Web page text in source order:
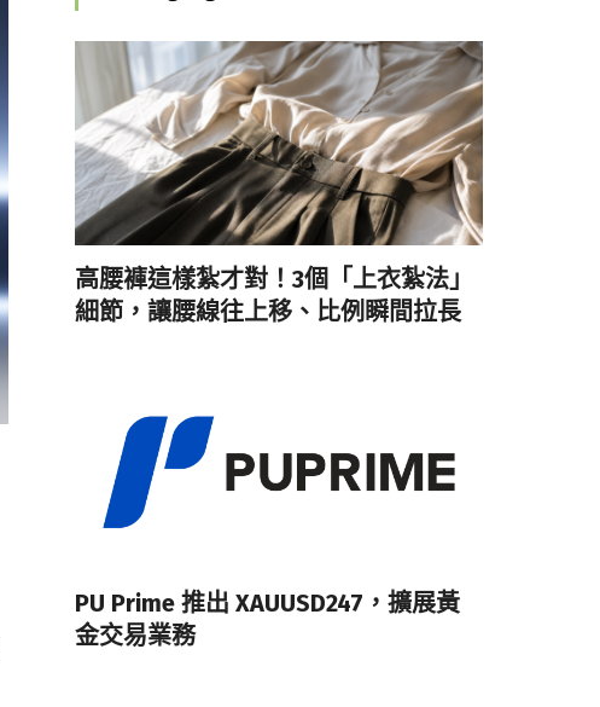
高腰褲這樣紮才對！3個「上衣紮法」
細節，讓腰線往上移、比例瞬間拉長
PU Prime 推出 XAUUSD247，擴展黃
金交易業務